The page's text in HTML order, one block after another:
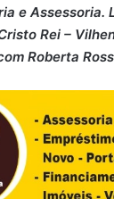
e Assessoria.
Rei –
Roberta